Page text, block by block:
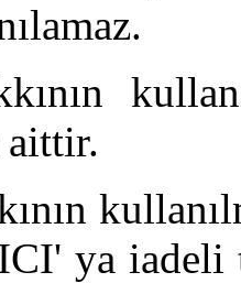
aittir.
ya iadeli